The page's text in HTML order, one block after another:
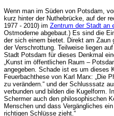
Wenn man im Süden von Potsdam,
kurz hinter der Nuthebrücke, auf der
1977 - 2010) im Zentrum der Stadt an
Ostmoderne abgebaut.) Es sind die
der sich einem bietet. Direkt am
der Verschrottung. Teilweise liegen
Stadt Potsdam für dieses Denkmal
„Kunst im öffentlichen Raum –
angegeben. Schade ist es um dieses
Feuerbachthese von Karl Marx: „Die
zu verändern.“ und der Schlusssatz
verbunden und bilden die Kugelform.
Schermer auch den philosophischen
Menschen und dass Vergängliches
richtigen Schlüsse zieht.“